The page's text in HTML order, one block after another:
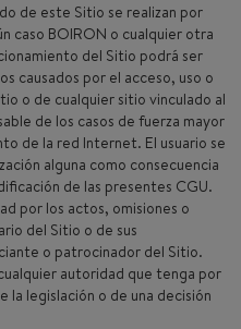
de este Sitio se realizan por
caso BOIRON o cualquier otra
del Sitio podrá ser
causados por el acceso, uso o
o de cualquier sitio vinculado al
de los casos de fuerza mayor
de la red Internet. El usuario se
alguna como consecuencia
de las presentes CGU.
por los actos, omisiones o
del Sitio o de sus
o patrocinador del Sitio.
autoridad que tenga por
legislación o de una decisión